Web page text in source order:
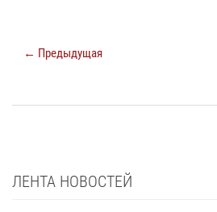
← Предыдущая
ЛЕНТА НОВОСТЕЙ